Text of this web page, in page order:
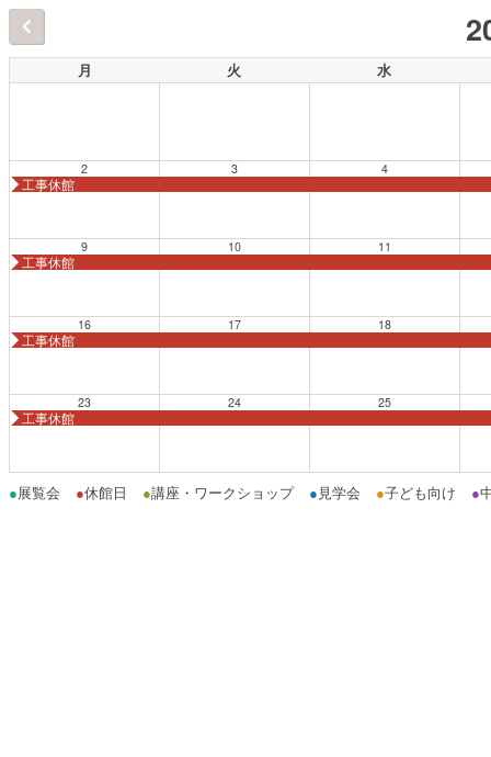
月 火 水
2
工事休館
3 4
9
工事休館
10 11
16
工事休館
17 18
23
工事休館
24 25
●展覧会 ●休館日 ●講座・ワークショップ ● 見学会 ●子ども向け ●